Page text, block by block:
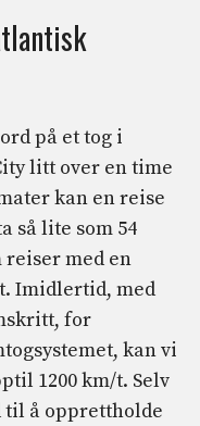
på et tog i
litt over en time
kan en reise
så lite som 54
med en
Imidlertid, med
for
kan vi
1200 km/t. Selv
til å opprettholde